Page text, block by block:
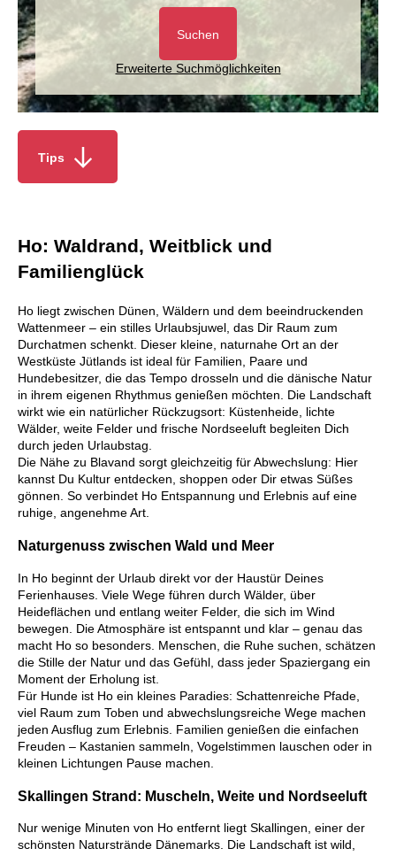
Suchen
Erweiterte Suchmöglichkeiten
Tips
Ho: Waldrand, Weitblick und
Familienglück
Ho liegt zwischen Dünen, Wäldern und dem beeindruckenden
Wattenmeer – ein stilles Urlaubsjuwel, das Dir Raum zum
Durchatmen schenkt. Dieser kleine, naturnahe Ort an der
Westküste Jütlands ist ideal für Familien, Paare und
Hundebesitzer, die das Tempo drosseln und die dänische Natur
in ihrem eigenen Rhythmus genießen möchten. Die Landschaft
wirkt wie ein natürlicher Rückzugsort: Küstenheide, lichte
Wälder, weite Felder und frische Nordseeluft begleiten Dich
durch jeden Urlaubstag.
Die Nähe zu Blavand sorgt gleichzeitig für Abwechslung: Hier
kannst Du Kultur entdecken, shoppen oder Dir etwas Süßes
gönnen. So verbindet Ho Entspannung und Erlebnis auf eine
ruhige, angenehme Art.
Naturgenuss zwischen Wald und Meer
In Ho beginnt der Urlaub direkt vor der Haustür Deines
Ferienhauses. Viele Wege führen durch Wälder, über
Heideflächen und entlang weiter Felder, die sich im Wind
bewegen. Die Atmosphäre ist entspannt und klar – genau das
macht Ho so besonders. Menschen, die Ruhe suchen, schätzen
die Stille der Natur und das Gefühl, dass jeder Spaziergang ein
Moment der Erholung ist.
Für Hunde ist Ho ein kleines Paradies: Schattenreiche Pfade,
viel Raum zum Toben und abwechslungsreiche Wege machen
jeden Ausflug zum Erlebnis. Familien genießen die einfachen
Freuden – Kastanien sammeln, Vogelstimmen lauschen oder in
kleinen Lichtungen Pause machen.
Skallingen Strand: Muscheln, Weite und Nordseeluft
Nur wenige Minuten von Ho entfernt liegt Skallingen, einer der
schönsten Naturstrände Dänemarks. Die Landschaft ist wild,